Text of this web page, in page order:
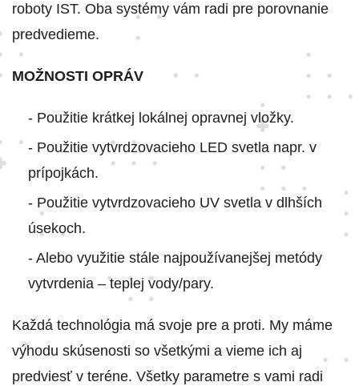
roboty IST. Oba systémy vám radi pre porovnanie
predvedieme.
MOŽNOSTI OPRÁV
- Použitie krátkej lokálnej opravnej vložky.
- Použitie vytvrdzovacieho LED svetla napr. v
prípojkách.
- Použitie vytvrdzovacieho UV svetla v dlhších
úsekoch.
- Alebo využitie stále najpoužívanejšej metódy
vytvrdenia – teplej vody/pary.
Každá technológia má svoje pre a proti. My máme
výhodu skúsenosti so všetkými a vieme ich aj
predviesť v teréne. Všetky parametre s vami radi